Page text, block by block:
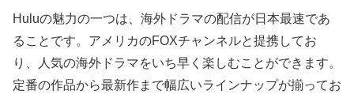
Huluの魅力の一つは、海外ドラマの配信が日本最速であ
ることです。アメリカのFOXチャンネルと提携してお
り、人気の海外ドラマをいち早く楽しむことができます。
定番の作品から最新作まで幅広いラインナップが揃ってお